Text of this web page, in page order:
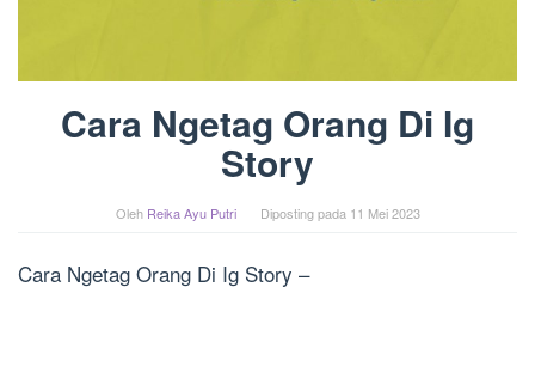
Cara Ngetag Orang Di Ig
Story
Oleh Reika Ayu Putri Diposting pada 11 Mei 2023
Cara Ngetag Orang Di Ig Story –